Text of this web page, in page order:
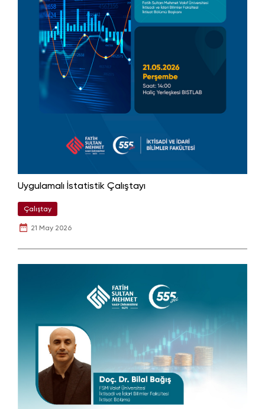
Uygulamalı İstatistik Çalıştayı
Çalıştay
21 May 2026